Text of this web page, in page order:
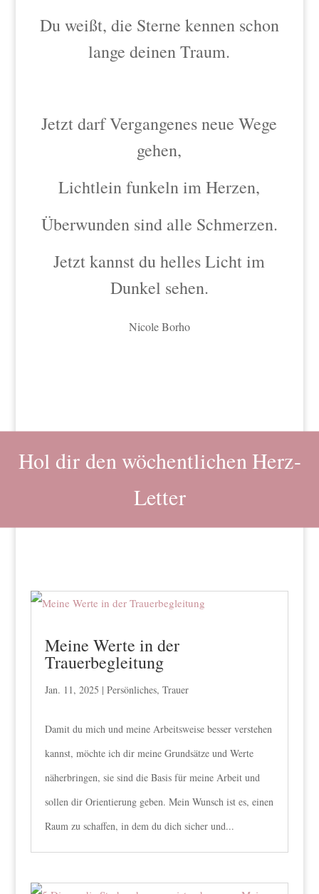
Du weißt, die Sterne kennen schon
lange deinen Traum.
Jetzt darf Vergangenes neue Wege
gehen,
Lichtlein funkeln im Herzen,
Überwunden sind alle Schmerzen.
Jetzt kannst du helles Licht im
Dunkel sehen.
Nicole Borho
Hol dir den wöchentlichen Herz-
Letter
Meine Werte in der
Trauerbegleitung
Jan. 11, 2025 | Persönliches, Trauer
Damit du mich und meine Arbeitsweise besser verstehen
kannst, möchte ich dir meine Grundsätze und Werte
näherbringen, sie sind die Basis für meine Arbeit und
sollen dir Orientierung geben. Mein Wunsch ist es, einen
Raum zu schaffen, in dem du dich sicher und...